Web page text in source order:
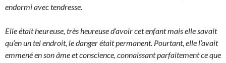
endormi avec tendresse.
Elle était heureuse, très heureuse d’avoir cet enfant mais elle savait
qu’en un tel endroit, le danger était permanent. Pourtant, elle l’avait
emmené en son âme et conscience, connaissant parfaitement ce que